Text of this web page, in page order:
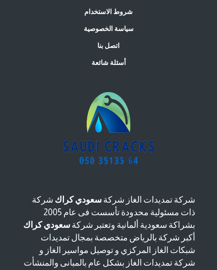
شروط الاستخدام
سياسة الخصوصية
اتصل بنا
أسئلة شائعة
شركة تمديدات الغاز شركة سعودي كراك شركة
ذات مسئولية محدودة تأسست فى عام 2005
بشراكة سعودية ألمانية وتعتبر شركة سعودي كراك
أكبر شركة بالرياض متخصصة بمجال تمديدات
شبكات الغاز المركزي و توصيل مواسير الغاز و
شركة تمديدات الغاز بشكل عام بالمبانى والمنشأت